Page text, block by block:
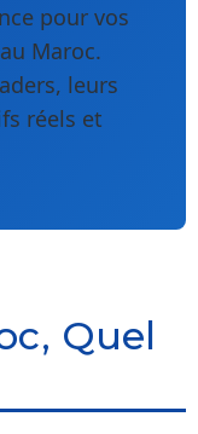
pour vos
Maroc.
leurs
réels et
Quel